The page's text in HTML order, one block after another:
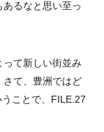
るなと思い至っ
て新しい街並み
さて、豊洲ではど
ことで、FILE.27